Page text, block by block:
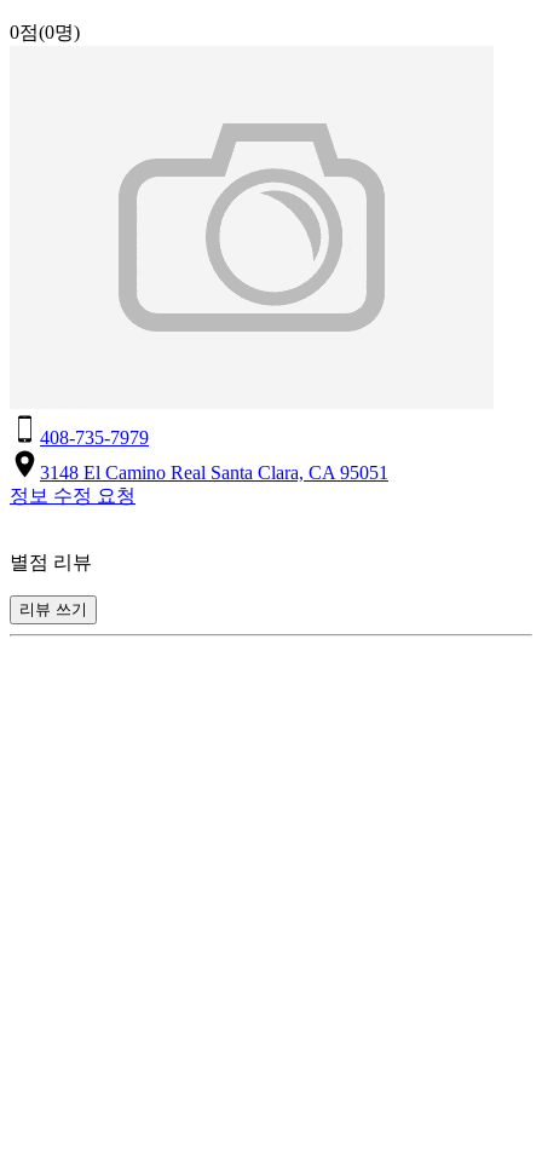
0점(0명)
408-735-7979
3148 El Camino Real Santa Clara, CA 95051
정보 수정 요청
별점 리뷰
리뷰 쓰기